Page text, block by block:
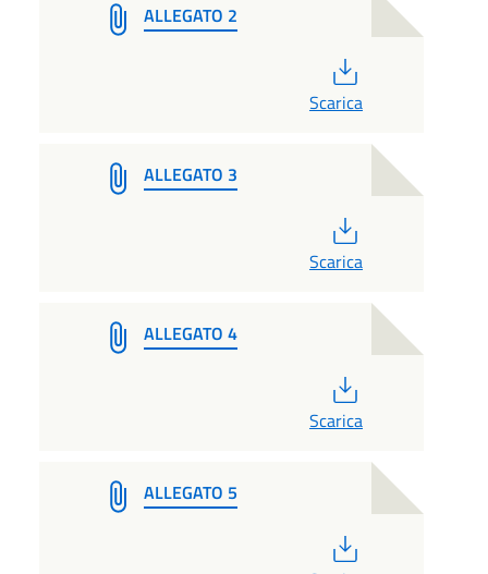
ALLEGATO 2
Scarica
ALLEGATO 3
Scarica
ALLEGATO 4
Scarica
ALLEGATO 5